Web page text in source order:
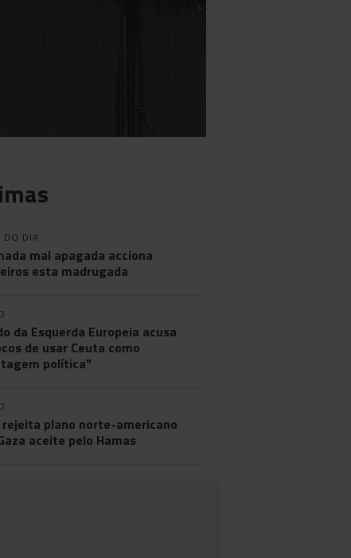
DO DIA
mal apagada acciona
esta madrugada
da Esquerda Europeia acusa
de usar Ceuta como
política"
rejeita plano norte-americano
aceite pelo Hamas